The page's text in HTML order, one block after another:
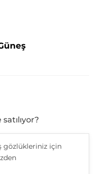
gözlükleriniz için